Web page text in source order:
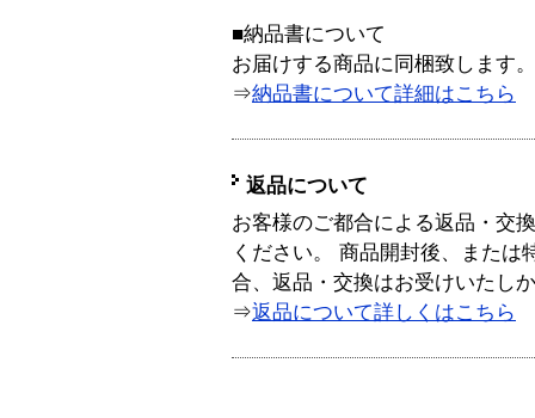
■納品書について
お届けする商品に同梱致します。
⇒納品書について詳細はこちら
返品について
お客様のご都合による返品・交
ください。 商品開封後、または
合、返品・交換はお受けいたし
⇒返品について詳しくはこちら